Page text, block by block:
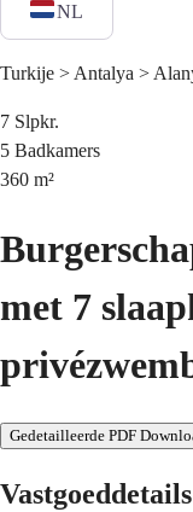
NL
Turkije > Antalya >
7 Slpkr.
5 Badkamers
360 m²
met 7
Gedetailleerde PDF
Vastgoeddetails